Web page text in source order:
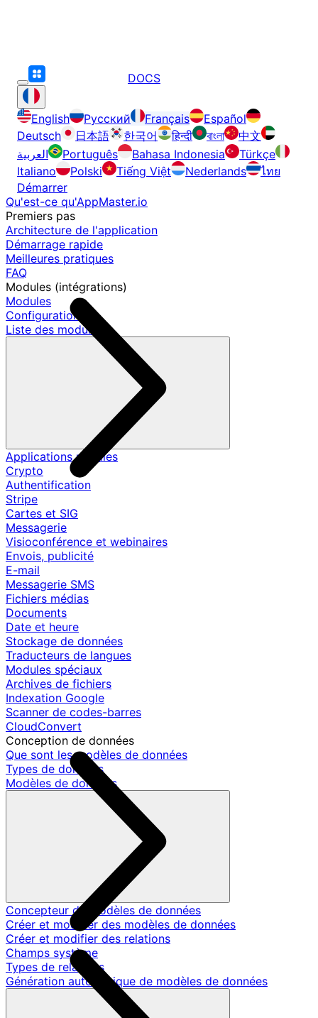
DOCS
English Русский Français
Español
Deutsch
日本語 한국어 हिन्दी বাংলা
中文
العربية
Português Bahasa Indonesia
Türkçe
Italiano
Polski Tiếng Việt Nederlands
ไทย
Démarrer
Qu'est-ce qu'AppMaster.io
Premiers pas
Architecture de l'application
Démarrage rapide
Meilleures pratiques
FAQ
Modules (intégrations)
Modules
Configuration
Liste des modules
Applications mobiles
Crypto
Authentification
Stripe
Cartes et SIG
Messagerie
Visioconférence et webinaires
Envois, publicité
E-mail
Messagerie SMS
Fichiers médias
Documents
Date et heure
Stockage de données
Traducteurs de langues
Modules spéciaux
Archives de fichiers
Indexation Google
Scanner de codes-barres
CloudConvert
Conception de données
Que sont les modèles de données
Types de données
Modèles de données
Concepteur de modèles de données
Créer et modifier des modèles de données
Créer et modifier des relations
Champs système
Types de relations
Génération automatique de modèles de données